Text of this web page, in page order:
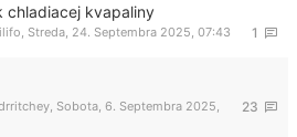
chladiacej kvapaliny
1
Streda, 24. Septembra 2025, 07:43
23
Sobota, 6. Septembra 2025,